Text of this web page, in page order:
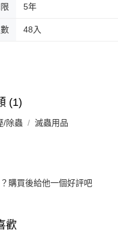
5年
48入
(1)
/除蟲 滅蟲用品
購買後給他一個好評吧
歡